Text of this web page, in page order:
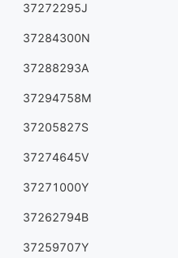
37272295J
37284300N
37288293A
37294758M
37205827S
37274645V
37271000Y
37262794B
37259707Y